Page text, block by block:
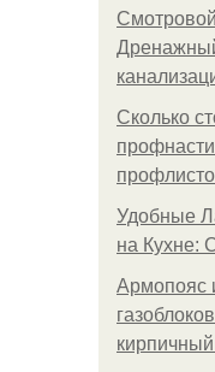
Сколько
Удобные
на Кухне:
Армопояс